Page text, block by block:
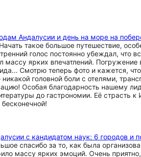
Андалусии и день на море на
такое большое путешествие,
голос постоянно убеждал, что
массу ярких впечатлений.
Смотрю теперь фото и кажется,
головной боли с отелями,
Особая благодарность нашему
до гастрономии. Её страсть
с кандидатом наук: 6 городов и
спасибо за то, как была
массу ярких эмоций. Очень